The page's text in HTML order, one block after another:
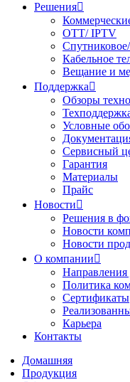
Решения
OTT/ IPTV
Кабельное
Вещание и
Поддержка
Обзоры
Условные
Сервисный
Гарантия
Материалы
Прайс
Новости
Решения в
Новости
Новости
О компании
Направления
Политика
Сертификаты
Карьера
Контакты
Домашняя
Продукция